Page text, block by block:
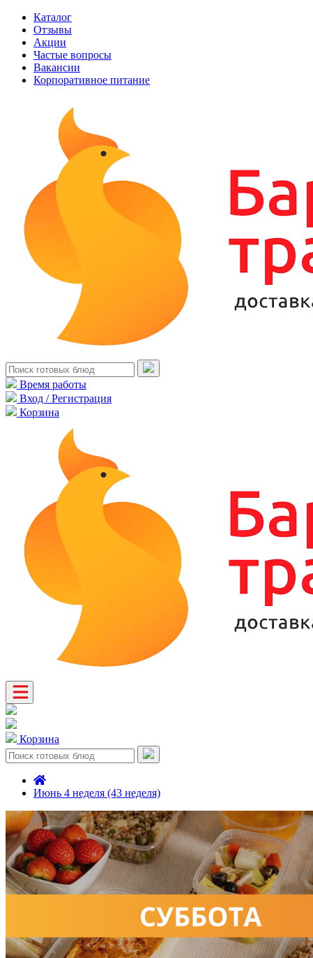
Каталог
Отзывы
Акции
Частые вопросы
Вакансии
Корпоративное питание
Время работы
Вход / Регистрация
Корзина
Корзина
Июнь 4 неделя (43 неделя)